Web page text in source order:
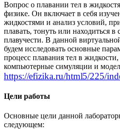
Вопрос о плавании тел в
физике. Он включает в себя
жидкостями и анализ условий,
плавать, тонуть или находиться в
плавучести. В данной
будем исследовать основные
процесс плавания тел в
компьютерные симуляции и
https://efizika.ru/html5/225/
Цели работы
Основные цели данной
следующем: